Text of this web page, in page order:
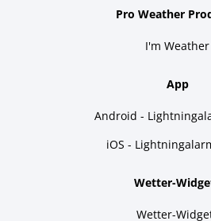
Pro Weather
I'm Weather
App
Android -
iOS -
Wetter-
Wetter-